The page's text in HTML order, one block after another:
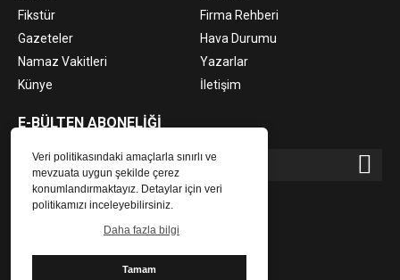
Veri politikasındaki amaçlarla sınırlı ve
mevzuata uygun şekilde çerez
konumlandırmaktayız. Detaylar için veri
politikamızı inceleyebilirsiniz.
Daha fazla bilgi
Tamam
Fikstür
Firma Rehberi
Gazeteler
Hava Durumu
Namaz Vakitleri
Yazarlar
Künye
İletişim
E-BÜLTEN ABONELİĞİ
E-Bülten aboneliği ile haberlere daha hızlı erişin.